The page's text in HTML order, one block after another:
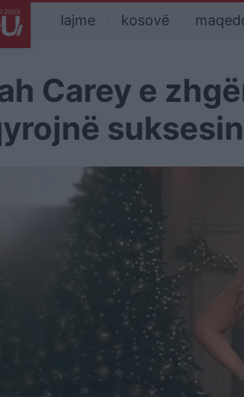
lajme kosovë
Carey e